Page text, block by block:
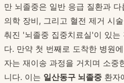
만 뇌졸중은 일반 응급 질환과
의학 장비, 그리고 혈전 제거 시
춰진 '뇌졸중 집중치료실'이 있는
다. 만약 첫 번째로 도착한 병원
자는 재이송 과정을 거치며 소중
니다. 이는 일산동구 뇌졸중 환자